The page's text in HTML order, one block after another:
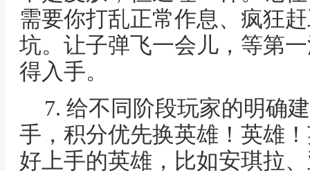
需要你打乱正常作息、疯狂
坑。让子弹飞一会儿，等第
得入手。
7. 给不同阶段玩家的明确
手，积分优先换英雄！英雄
好上手的英雄，比如安琪拉